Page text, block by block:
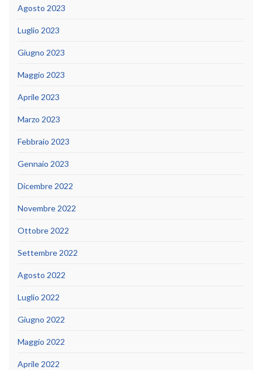
Agosto 2023
Luglio 2023
Giugno 2023
Maggio 2023
Aprile 2023
Marzo 2023
Febbraio 2023
Gennaio 2023
Dicembre 2022
Novembre 2022
Ottobre 2022
Settembre 2022
Agosto 2022
Luglio 2022
Giugno 2022
Maggio 2022
Aprile 2022